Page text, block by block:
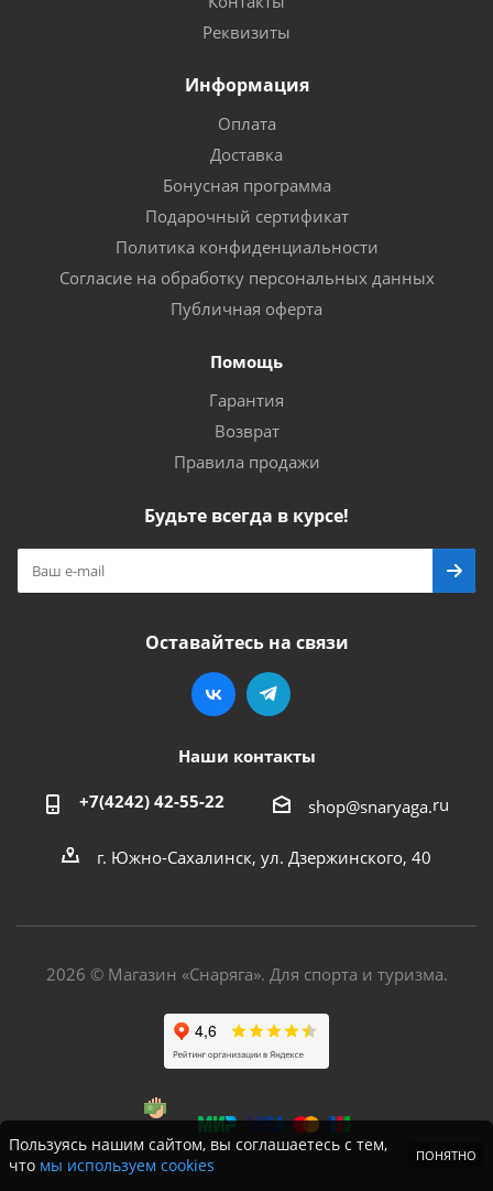
Реквизиты
Информация
Оплата
Доставка
Бонусная программа
Подарочный сертификат
Политика конфиденциальности
Согласие на обработку персональных данных
Публичная оферта
Помощь
Гарантия
Возврат
Правила продажи
Будьте всегда в курсе!
Оставайтесь на связи
Наши контакты
+7(4242) 42-55-22 shop@snaryaga.ru
г. Южно-Сахалинск, ул. Дзержинского, 40
2026 © Магазин «Снаряга». Для спорта и туризма.
Пользуясь нашим сайтом, вы соглашаетесь с тем,
что мы используем cookies ПОНЯТНО